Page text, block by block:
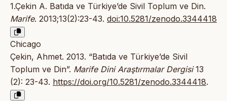
1.Çekin A. Batıda ve Türkiye’de Sivil Toplum ve Din.
Marife. 2013;13(2):23-43. doi:10.5281/zenodo.3344418
Chicago
Çekin, Ahmet. 2013. “Batıda ve Türkiye’de Sivil
Toplum ve Din”. Marife Dini Araştırmalar Dergisi13
(2): 23-43. https://doi.org/10.5281/zenodo.3344418.